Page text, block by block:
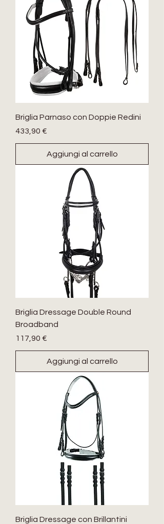
Briglia Parnaso con Doppie Redini
Prezzo
433,90 €
Aggiungi al carrello
Briglia Dressage Double Round
Broadband
Prezzo
117,90 €
Aggiungi al carrello
Briglia Dressage con Brillantini